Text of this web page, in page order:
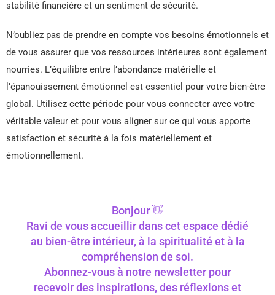
stabilité financière et un sentiment de sécurité.
N’oubliez pas de prendre en compte vos besoins émotionnels et
de vous assurer que vos ressources intérieures sont également
nourries. L’équilibre entre l’abondance matérielle et
l’épanouissement émotionnel est essentiel pour votre bien-être
global. Utilisez cette période pour vous connecter avec votre
véritable valeur et pour vous aligner sur ce qui vous apporte
satisfaction et sécurité à la fois matériellement et
émotionnellement.
Bonjour 👋
Ravi de vous accueillir dans cet espace dédié
au bien-être intérieur, à la spiritualité et à la
compréhension de soi.
Abonnez-vous à notre newsletter pour
recevoir des inspirations, des réflexions et